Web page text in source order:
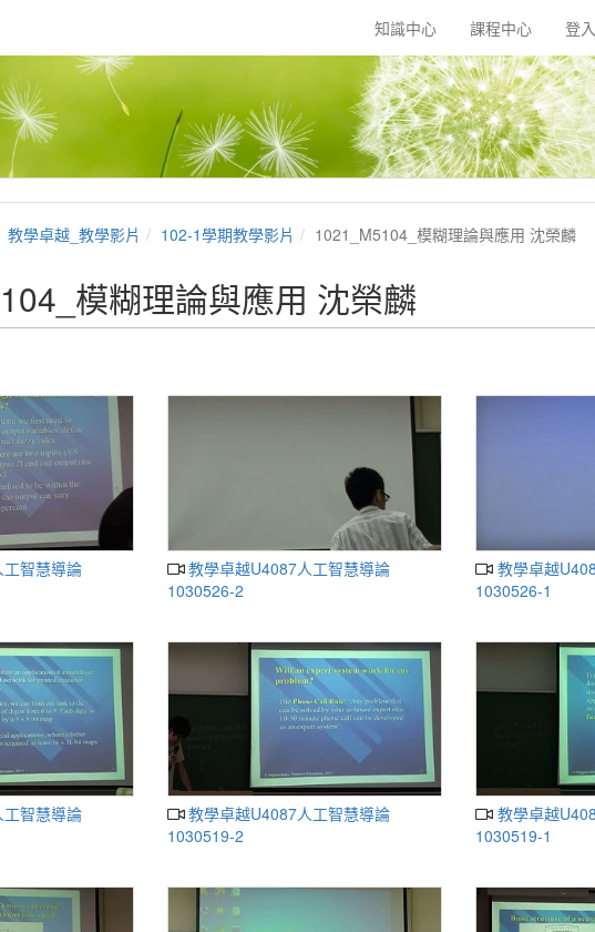
知識中心 課程中心 登入
教學卓越_教學影片 102-1學期教學影片 1021_M5104_模糊理論與應用 沈榮麟
模糊理論與應用 沈榮麟
教學卓越U4087人工智慧導論
1030526-2
教學卓越U4087人工智慧導論
1030526-1
教學卓越U4087人工智慧導論
1030519-2
教學卓越U4087人工智慧導論
1030519-1